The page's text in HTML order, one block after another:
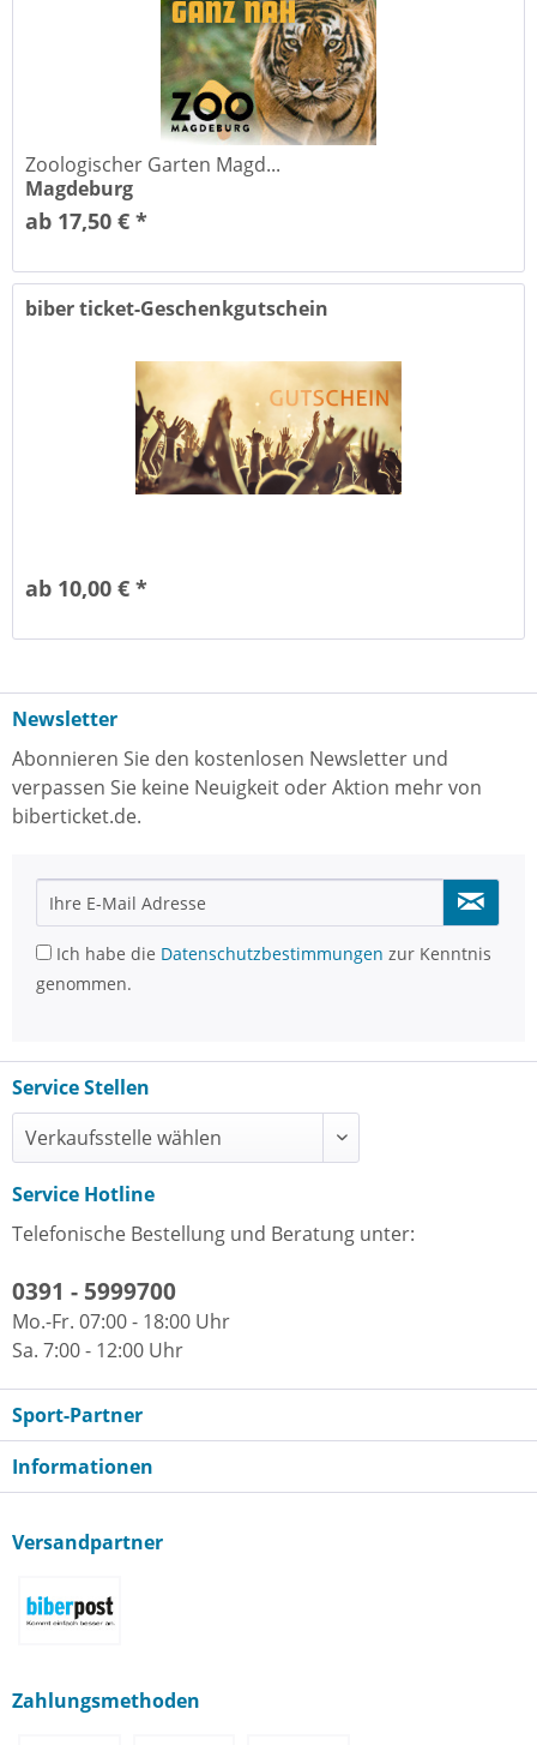
Zoologischer Garten Magd...
Magdeburg
ab 17,50 € *
biber ticket-Geschenkgutschein
ab 10,00 € *
Newsletter
Abonnieren Sie den kostenlosen Newsletter und
verpassen Sie keine Neuigkeit oder Aktion mehr von
biberticket.de.
Ich habe die Datenschutzbestimmungen zur Kenntnis
genommen.
Service Stellen
Service Hotline
Telefonische Bestellung und Beratung unter:
0391 - 5999700
Mo.-Fr. 07:00 - 18:00 Uhr
Sa. 7:00 - 12:00 Uhr
Sport-Partner
Informationen
Versandpartner
Zahlungsmethoden